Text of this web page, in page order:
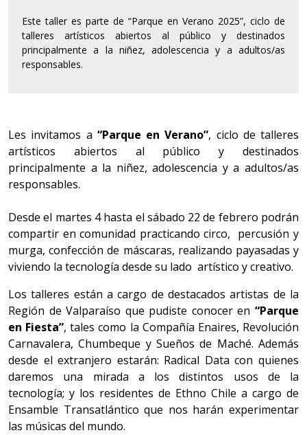
Este taller es parte de “Parque en Verano 2025”, ciclo de
talleres artísticos abiertos al público y destinados
principalmente a la niñez, adolescencia y a adultos/as
responsables.
Les invitamos a “Parque en Verano”, ciclo de talleres
artísticos abiertos al público y destinados
principalmente a la niñez, adolescencia y a adultos/as
responsables.
Desde el martes 4 hasta el sábado 22 de febrero podrán
compartir en comunidad practicando circo, percusión y
murga, confección de máscaras, realizando payasadas y
viviendo la tecnología desde su lado artístico y creativo.
Los talleres están a cargo de destacados artistas de la
Región de Valparaíso que pudiste conocer en “Parque
en Fiesta”, tales como la Compañía Enaires, Revolución
Carnavalera, Chumbeque y Sueños de Maché. Además
desde el extranjero estarán: Radical Data con quienes
daremos una mirada a los distintos usos de la
tecnología; y los residentes de Ethno Chile a cargo de
Ensamble Transatlántico que nos harán experimentar
las músicas del mundo.